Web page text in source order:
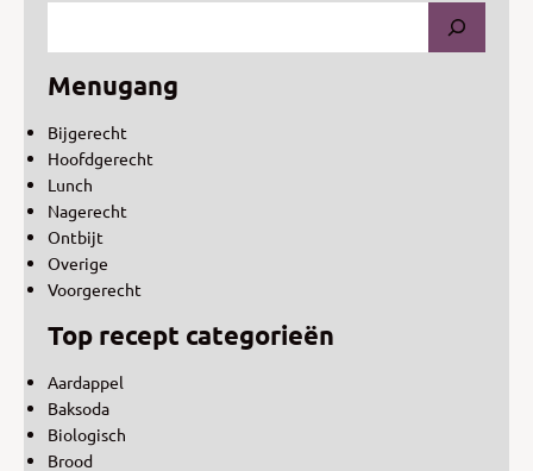
Menugang
Bijgerecht
Hoofdgerecht
Lunch
Nagerecht
Ontbijt
Overige
Voorgerecht
Top recept categorieën
Aardappel
Baksoda
Biologisch
Brood